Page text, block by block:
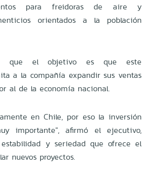
para freidoras de aire y
orientados a la población
que el objetivo es que este
a la compañía expandir sus ventas
al de la economía nacional.
en Chile, por eso la inversión
importante", afirmó el ejecutivo,
y seriedad que ofrece el
nuevos proyectos.